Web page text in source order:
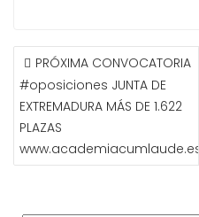
NAVEGACIÓN
DE
ENTRADAS
PRÓXIMA CONVOCATORIA
#oposiciones JUNTA DE
EXTREMADURA MÁS DE 1.622
PLAZAS
www.academiacumlaude.es